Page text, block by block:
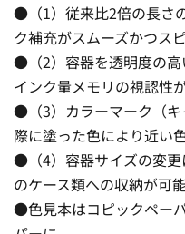
●（1）従来比2倍の長さ
ク補充がスムーズかつス
●（2）容器を透明度の高
インク量メモリの視認性
●（3）カラーマーク（キ
際に塗った色により近い
●（4）容器サイズの変更
のケース類への収納が可
●色見本はコピックペー